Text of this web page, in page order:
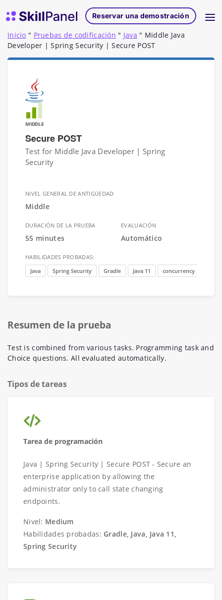
Página de inicio de SkillPanelReservar una demostración
Inicio " Pruebas de codificación " Java " Middle Java
Developer | Spring Security | Secure POST
MIDDLE
Secure POST
Test for Middle Java Developer | Spring
Security
NIVEL GENERAL DE ANTIGÜEDAD
Middle
DURACIÓN DE LA PRUEBA
55 minutes
EVALUACIÓN
Automático
HABILIDADES PROBADAS:
Java
Spring Security Gradle Java 11 concurrency
Resumen de la prueba
Test is combined from various tasks. Programming task and
Choice questions. All evaluated automatically.
Tipos de tareas
Tarea de programación
Java | Spring Security | Secure POST - Secure an
enterprise application by allowing the
administrator only to call state changing
endpoints.
Nivel: Medium
Habilidades probadas: Gradle, Java, Java 11,
Spring Security